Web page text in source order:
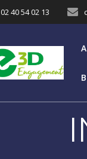
02 40 54 02 13